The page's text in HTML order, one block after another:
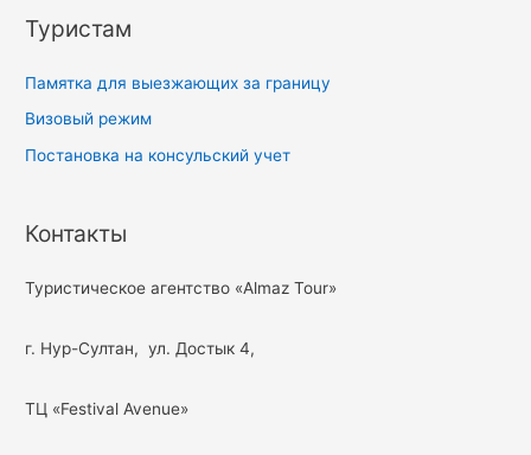
Туристам
Памятка для выезжающих за границу
Визовый режим
Постановка на консульский учет
Контакты
Туристическое агентство «Almaz Tour»
г. Нур-Султан, ул. Достык 4,
ТЦ «Festival Avenue»